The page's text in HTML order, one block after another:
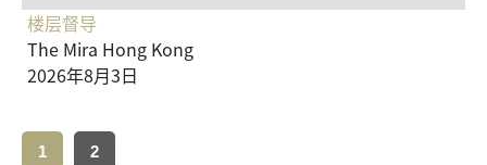
楼层督导
The Mira Hong Kong
2026年8月3日
1 2